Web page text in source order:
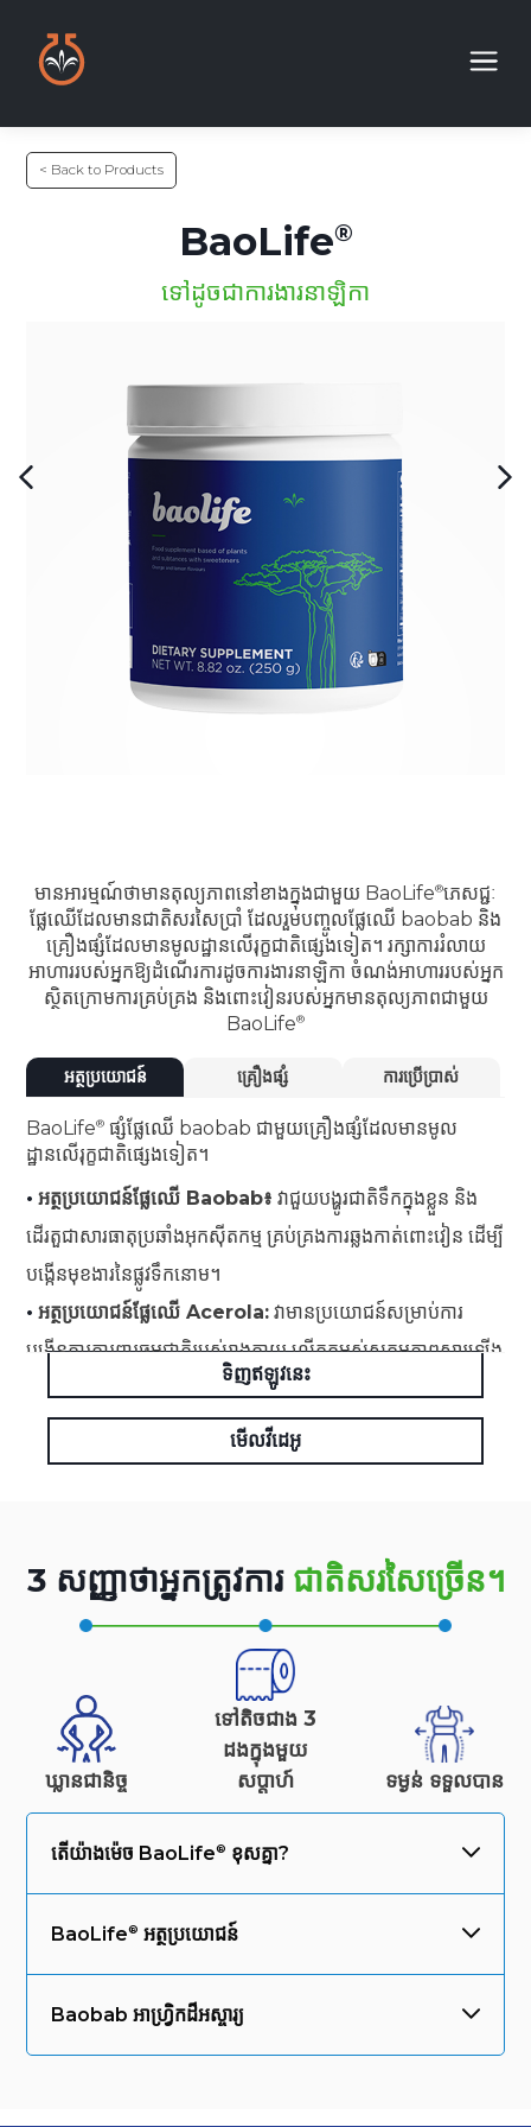
< Back to Products
BaoLife
ទៅដូចជាការងារនាឡិកា
មានអារម្មណ៍ថាមានតុល្យភាពនៅខាងក្នុងជាមួយ BaoLife ភេសជ្ជៈ
ផ្លែឈើដែលមានជាតិសរសៃប្រាំ ដែលរួមបញ្ចូលផ្លែឈើ baobab និង
គ្រឿងផ្សំដែលមានមូលដ្ឋានលើរុក្ខជាតិផ្សេងទៀត។ រក្សាការរំលាយ
អាហាររបស់អ្នកឱ្យដំណើរការដូចការងារនាឡិកា ចំណង់អាហាររបស់អ្នក
ស្ថិតក្រោមការគ្រប់គ្រង និងពោះវៀនរបស់អ្នកមានតុល្យភាពជាមួយ
BaoLife
អត្ថប្រយោជន៍ គ្រឿងផ្សំ ការប្រើប្រាស់
BaoLife
ផ្សំផ្លែឈើ baobab ជាមួយគ្រឿងផ្សំដែលមានមូល
ដ្ឋានលើរុក្ខជាតិផ្សេងទៀត។
• អត្ថប្រយោជន៍ផ្លែឈើ Baobab៖ វាជួយបង្ហូរជាតិទឹកក្នុងខ្លួន និង
ដើរតួជាសារធាតុប្រឆាំងអុកស៊ីតកម្ម គ្រប់គ្រងការឆ្លងកាត់ពោះវៀន ដើម្បី
បង្កើនមុខងារនៃផ្លូវទឹកនោម។
• អត្ថប្រយោជន៍ផ្លែឈើ Acerola: វាមានប្រយោជន៍សម្រាប់ការ
បង្កើនការការពារធម្មជាតិរបស់រាងកាយ លើកកម្ពស់សកម្មភាពស្តារឡើង
វិញ និងផ្តល់នូវលក្ខណៈសម្បត្តិប្រឆាំងអុកស៊ីតកម្ម។
ទិញឥឡូវនេះ
មើលវីដេអូ
3 សញ្ញាថាអ្នកត្រូវការ ជាតិសរសៃច្រើន។
ឃ្លានជានិច្ច
ទៅតិចជាង 3
ដងក្នុងមួយ
សប្តាហ៍
ទម្ងន់ ទទួលបាន
តើយ៉ាងម៉េច BaoLife ខុសគ្នា?
BaoLife អត្ថប្រយោជន៍
Baobab អាហ្វ្រិកដ៏អស្ចារ្យ